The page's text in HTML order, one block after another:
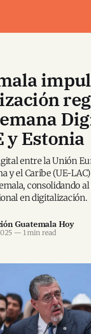
y Estonia
entre la Unión
y el Caribe (UE-
consolidando
en digitalización.
Guatemala Hoy
— 1 min read